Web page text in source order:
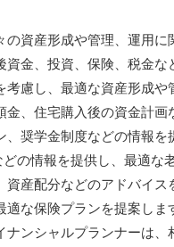
資産形成や管理、運用
金、投資、保険、税金
慮し、最適な資産形成
、住宅購入後の資金計
奨学金制度などの情報
の情報を提供し、最適
産配分などのアドバイ
な保険プランを提案し
ンシャルプランナーは